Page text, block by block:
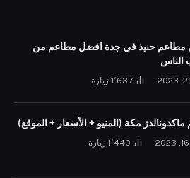
مطاعم حنيذ في جدة افضل مطاعم من
الناس
1٬637 زيارة
مكة (المنيو + الأسعار + الموقع)
1٬440 زيارة